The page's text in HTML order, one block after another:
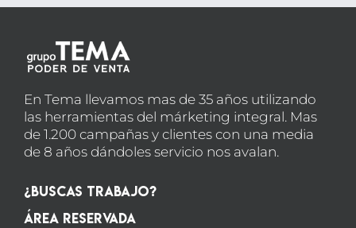
En Tema llevamos mas de 35 años utilizando
las herramientas del márketing integral. Mas
de 1.200 campañas y clientes con una media
de 8 años dándoles servicio nos avalan.
¿Buscas Trabajo?
Área Reservada